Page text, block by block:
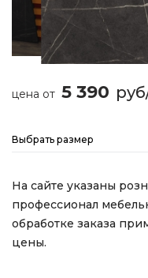
цена от 5 390
Выбрать размер
На сайте указаны
профессионал
обработке заказа
цены.